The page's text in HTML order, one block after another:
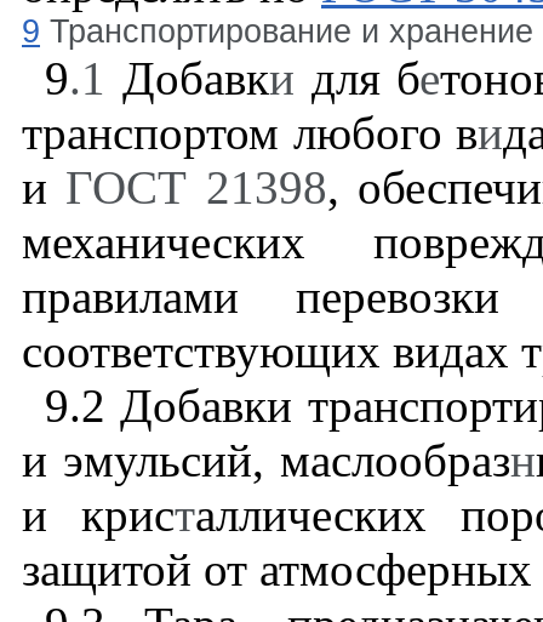
9 Транспортирование и хранение
9.1 Добавки для бе
транспортом любого ви
и ГОСТ 21398,
механических
правилами
соответствующих видах
9.2 Добавки
и эмульсий, маслообразн
и кристаллических
защитой от атмосферных